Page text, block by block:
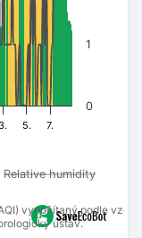
vypočítaný podle
ústav.
Relative humidity
3. 5. 7.
0
1